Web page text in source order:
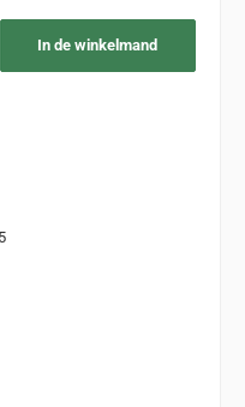
In de winkelmand
5